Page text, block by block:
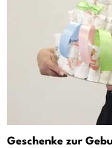
Geschenke zur